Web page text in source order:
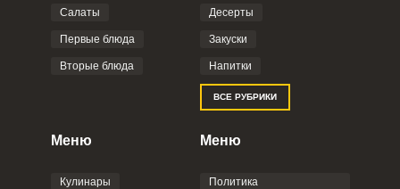
Фото до 4 шт, до 5 mb
Отправляя эту форму, вы соглашаетесь с
Политикой
Пользовательским
соглашением
Салаты
Первые блюда
Вторые блюда
Десерты
Закуски
Напитки
ВСЕ РУБРИКИ
Меню
Кулинары
Меню
Политика